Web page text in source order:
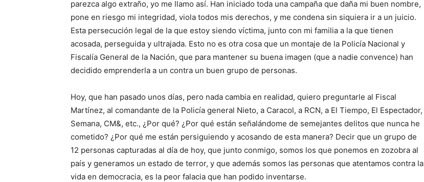
parezca algo extraño, yo me llamo así. Han iniciado toda una campaña que daña mi buen nombre,
pone en riesgo mi integridad, viola todos mis derechos, y me condena sin siquiera ir a un juicio.
Esta persecución legal de la que estoy siendo víctima, junto con mi familia a la que tienen
acosada, perseguida y ultrajada. Esto no es otra cosa que un montaje de la Policía Nacional y
Fiscalía General de la Nación, que para mantener su buena imagen (que a nadie convence) han
decidido emprenderla a un contra un buen grupo de personas.
Hoy, que han pasado unos días, pero nada cambia en realidad, quiero preguntarle al Fiscal
Martínez, al comandante de la Policía general Nieto, a Caracol, a RCN, a El Tiempo, El Espectador,
Semana, CM&, etc., ¿Por qué? ¿Por qué están señalándome de semejantes delitos que nunca he
cometido? ¿Por qué me están persiguiendo y acosando de esta manera? Decir que un grupo de
12 personas capturadas al día de hoy, que junto conmigo, somos los que ponemos en zozobra al
país y generamos un estado de terror, y que además somos las personas que atentamos contra la
vida en democracia, es la peor falacia que han podido inventarse.